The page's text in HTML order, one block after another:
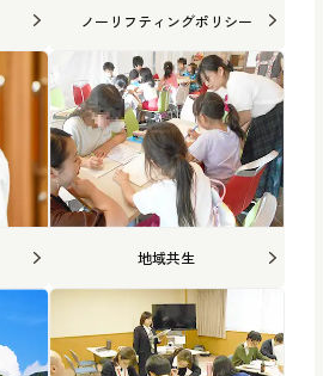
ノーリフティングポリシー
地域共生